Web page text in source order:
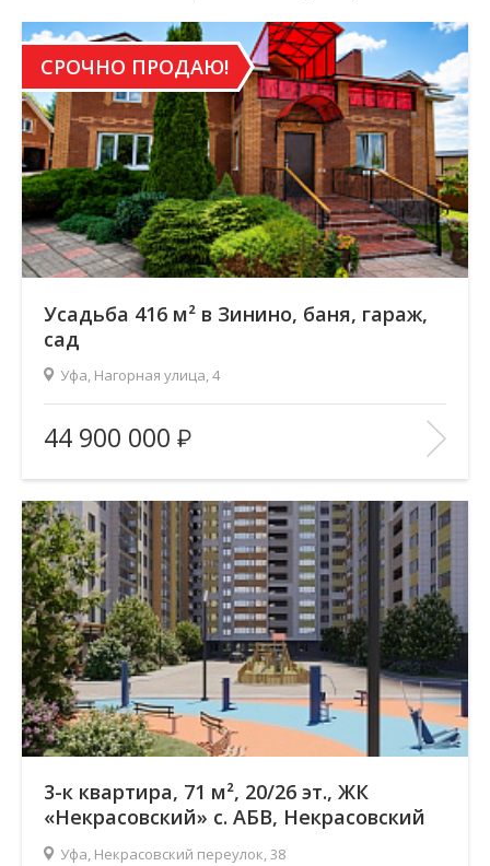
СРОЧНО ПРОДАЮ!
Усадьба 416 м² в Зинино, баня, гараж,
сад
Уфа, Нагорная улица, 4
Площадь (общ/жил/кух), м2:
416/205.9/22.9
Количество комнат:
7
Этаж:
1/2
В ИЗБРАННОЕ
44 900 000
3-к квартира, 71 м², 20/26 эт., ЖК
«Некрасовский» с. АБВ, Некрасовский
переулок
Уфа, Некрасовский переулок, 38